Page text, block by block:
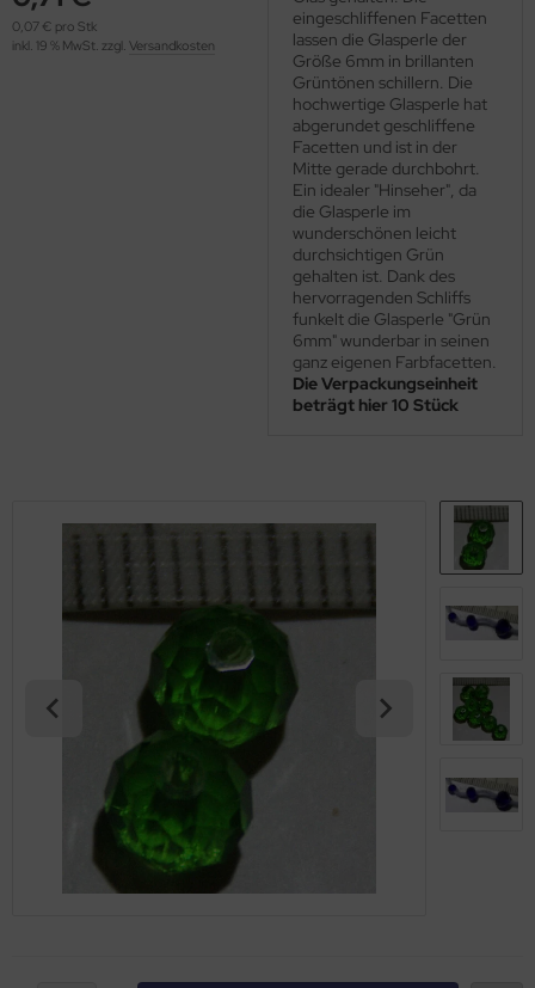
0,07 € pro Stk
inkl. 19 % MwSt. zzgl. Versandkosten
eingeschliffenen Facetten
lassen die Glasperle der
Größe 6mm in brillanten
Grüntönen schillern. Die
hochwertige Glasperle hat
abgerundet geschliffene
Facetten und ist in der
Mitte gerade durchbohrt.
Ein idealer "Hinseher", da
die Glasperle im
wunderschönen leicht
durchsichtigen Grün
gehalten ist. Dank des
hervorragenden Schliffs
funkelt die Glasperle "Grün
6mm" wunderbar in seinen
ganz eigenen Farbfacetten.
Die Verpackungseinheit
beträgt hier 10 Stück